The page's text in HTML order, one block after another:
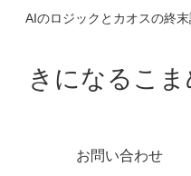
AIのロジックとカオスの終
きになるこま
お問い合わせ